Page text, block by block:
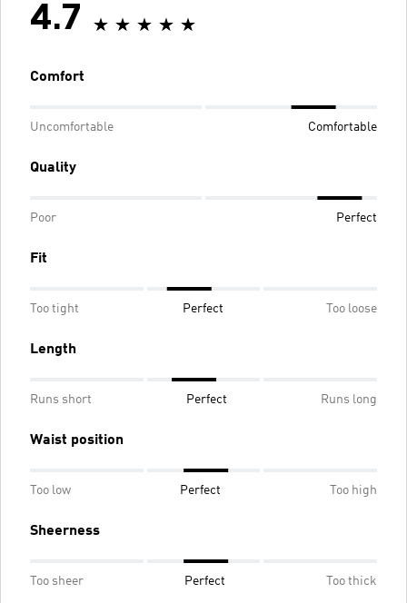
4.7
Comfort
Uncomfortable Comfortable
Quality
Poor Perfect
Fit
Too tight Perfect Too loose
Length
Runs short Perfect Runs long
Waist position
Too low Perfect Too high
Sheerness
Too sheer Perfect Too thick